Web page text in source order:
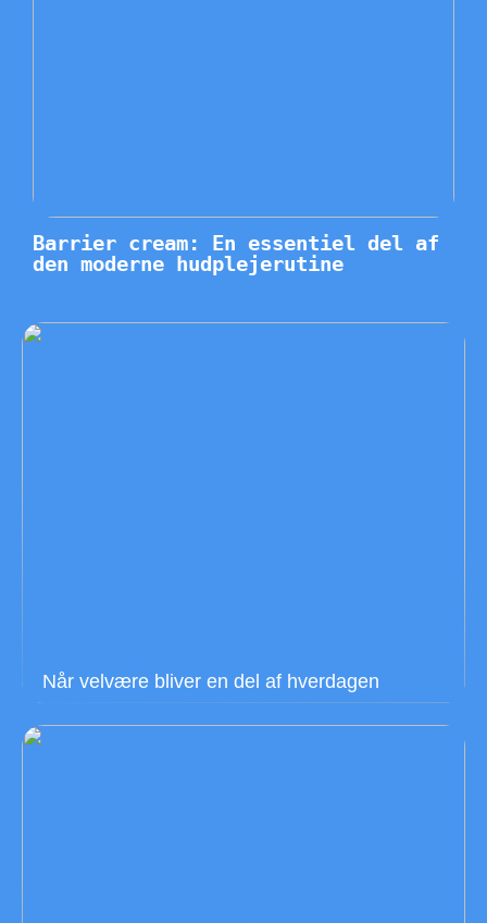
Barrier cream: En essentiel del af
den moderne hudplejerutine
Når velvære bliver en del af hverdagen